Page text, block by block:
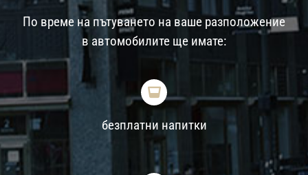
По време на пътуването на ваше разположение
в автомобилите ще имате:
безплатни напитки